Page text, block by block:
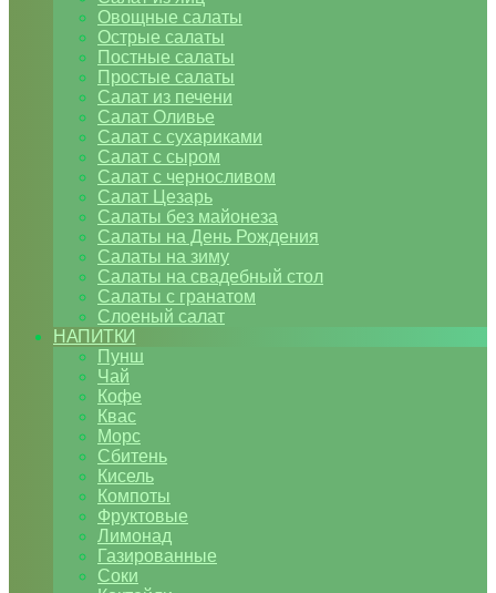
Овощные салаты
Острые салаты
Постные салаты
Простые салаты
Салат из печени
Салат Оливье
Салат с сухариками
Салат с сыром
Салат с черносливом
Салат Цезарь
Салаты без майонеза
Салаты на День Рождения
Салаты на зиму
Салаты на свадебный стол
Салаты с гранатом
Слоеный салат
НАПИТКИ
Пунш
Чай
Кофе
Квас
Морс
Сбитень
Кисель
Компоты
Фруктовые
Лимонад
Газированные
Соки